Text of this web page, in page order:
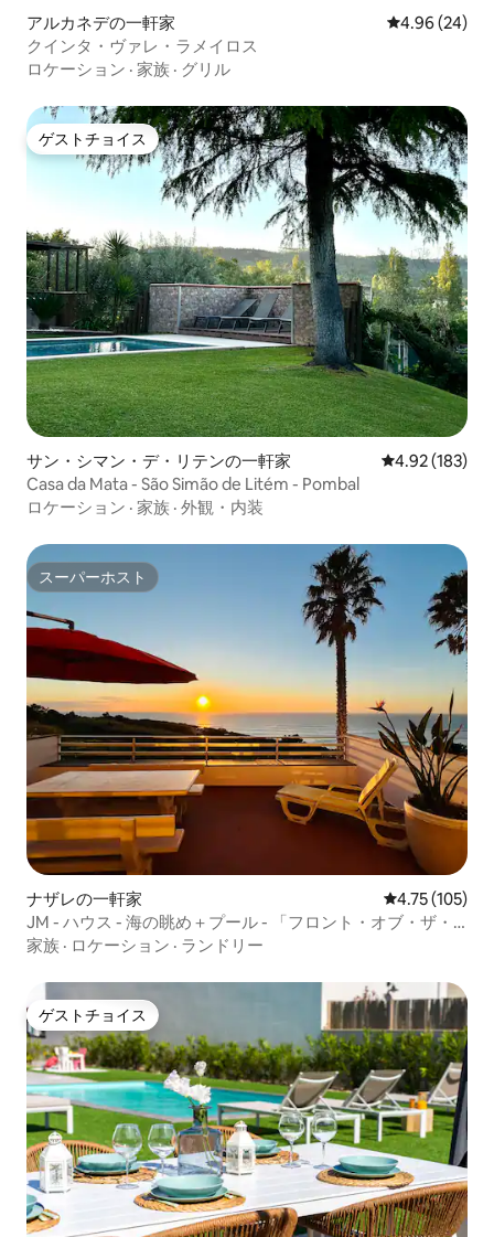
アルカネデの一軒家 レビュー24
4.96 (24)
クインタ・ヴァレ・ラメイロス
ロケーション · 家族 · グリル
ゲストチョイス
ゲストチョイス
サン・シマン・デ・リテンの一軒家 レビュー183
4.92 (183)
Casa da Mata - São Simão de Litém - Pombal
ロケーション · 家族 · 外観・内装
スーパーホスト
スーパーホスト
ナザレの一軒家 レビュー105
4.75 (105)
JM - ハウス - 海の眺め＋プール - 「フロント・オブ・ザ・
ウェーブ」
家族 · ロケーション · ランドリー
ゲストチョイス
ゲストチョイス